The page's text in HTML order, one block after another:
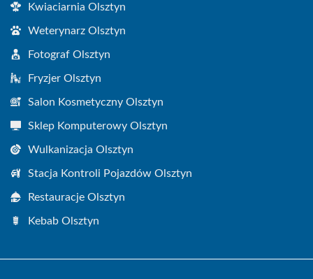
Kwiaciarnia Olsztyn
Weterynarz Olsztyn
Fotograf Olsztyn
Fryzjer Olsztyn
Salon Kosmetyczny Olsztyn
Sklep Komputerowy Olsztyn
Wulkanizacja Olsztyn
Stacja Kontroli Pojazdów Olsztyn
Restauracje Olsztyn
Kebab Olsztyn